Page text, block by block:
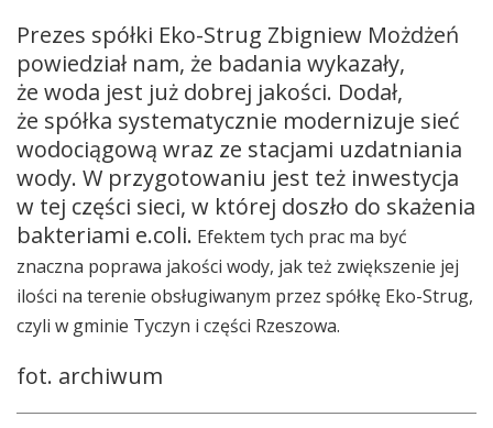
Prezes spółki Eko-Strug Zbigniew Możdżeń
powiedział nam, że badania wykazały,
że woda jest już dobrej jakości. Dodał,
że spółka systematycznie modernizuje sieć
wodociągową wraz ze stacjami uzdatniania
wody. W przygotowaniu jest też inwestycja
w tej części sieci, w której doszło do skażenia
bakteriami e.coli. Efektem tych prac ma być
znaczna poprawa jakości wody, jak też zwiększenie jej
ilości na terenie obsługiwanym przez spółkę Eko-Strug,
czyli w gminie Tyczyn i części Rzeszowa.
fot. archiwum